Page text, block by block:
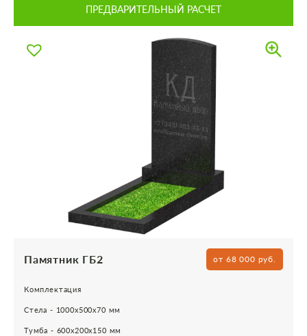
ПРЕДВАРИТЕЛЬНЫЙ РАСЧЕТ
Памятник ГБ2 от 68 000 руб.
Комплектация
Стела - 1000х500х70 мм
Тумба - 600х200х150 мм